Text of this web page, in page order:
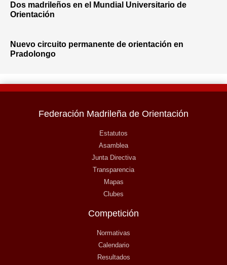
Dos madrileños en el Mundial Universitario de
Orientación
Nuevo circuito permanente de orientación en
Pradolongo
Federación Madrileña de Orientación
Estatutos
Asamblea
Junta Directiva
Transparencia
Mapas
Clubes
Competición
Normativas
Calendario
Resultados